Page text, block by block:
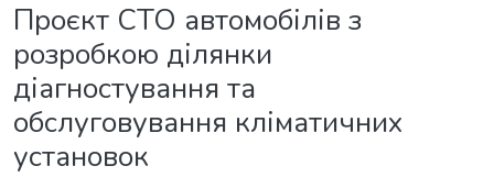
Проєкт СТО автомобілів з
розробкою ділянки
діагностування та
обслуговування кліматичних
установок